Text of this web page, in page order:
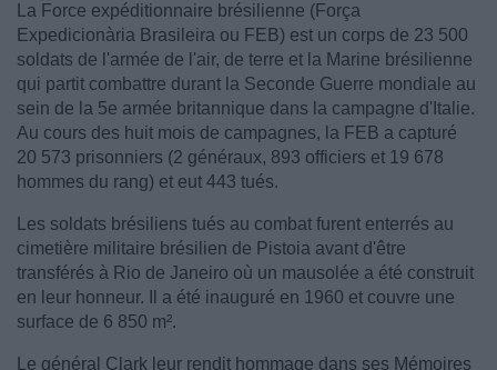
La Force expéditionnaire brésilienne (Força
Expedicionària Brasileira ou FEB) est un corps de 23 500
soldats de l'armée de l'air, de terre et la Marine brésilienne
qui partit combattre durant la Seconde Guerre mondiale au
sein de la 5e armée britannique dans la campagne d'Italie.
Au cours des huit mois de campagnes, la FEB a capturé
20 573 prisonniers (2 généraux, 893 officiers et 19 678
hommes du rang) et eut 443 tués.
Les soldats brésiliens tués au combat furent enterrés au
cimetière militaire brésilien de Pistoia avant d'être
transférés à Rio de Janeiro où un mausolée a été construit
en leur honneur. Il a été inauguré en 1960 et couvre une
surface de 6 850 m².
Le général Clark leur rendit hommage dans ses Mémoires